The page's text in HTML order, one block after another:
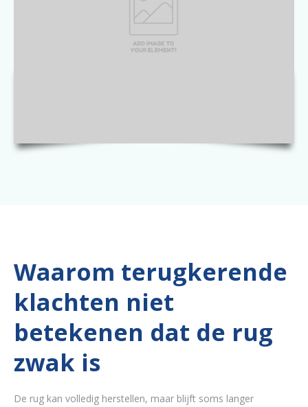
Waarom terugkerende
klachten niet
betekenen dat de rug
zwak is
De rug kan volledig herstellen, maar blijft soms langer